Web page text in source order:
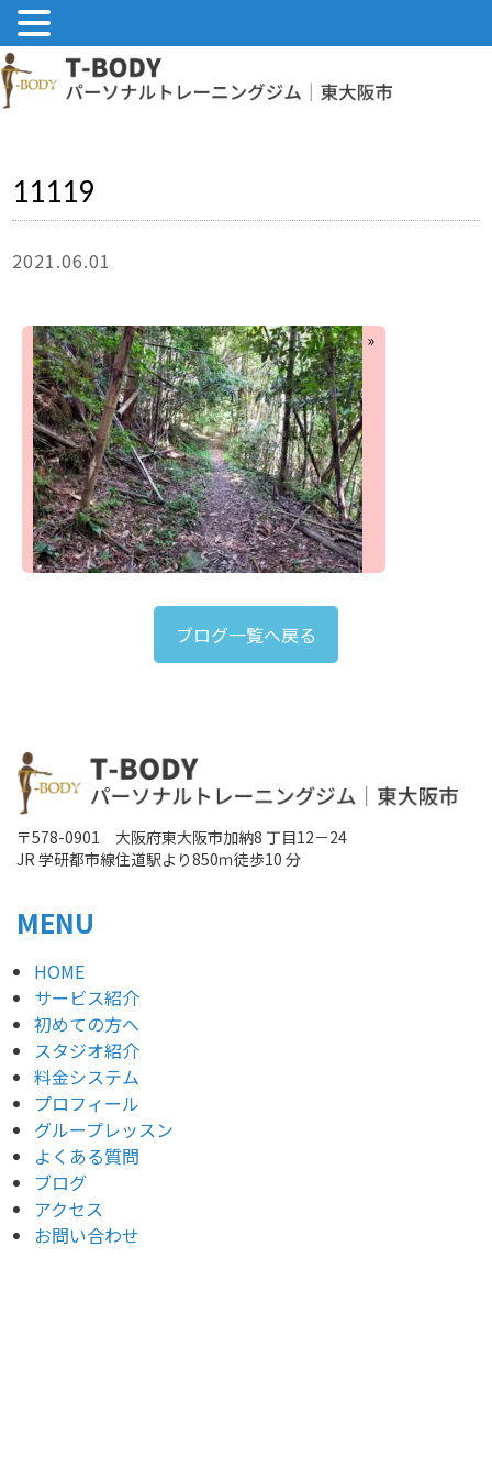
11119
2021.06.01
ブログ一覧へ戻る
〒578-0901 大阪府東大阪市加納8 丁目12－24
JR 学研都市線住道駅より850ｍ徒歩10 分
MENU
HOME
サービス紹介
初めての方へ
スタジオ紹介
料金システム
プロフィール
グループレッスン
よくある質問
ブログ
アクセス
お問い合わせ